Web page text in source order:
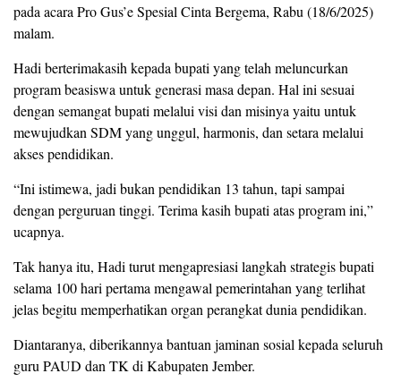
pada acara Pro Gus’e Spesial Cinta Bergema, Rabu (18/6/2025)
malam.
Hadi berterimakasih kepada bupati yang telah meluncurkan
program beasiswa untuk generasi masa depan. Hal ini sesuai
dengan semangat bupati melalui visi dan misinya yaitu untuk
mewujudkan SDM yang unggul, harmonis, dan setara melalui
akses pendidikan.
“Ini istimewa, jadi bukan pendidikan 13 tahun, tapi sampai
dengan perguruan tinggi. Terima kasih bupati atas program ini,”
ucapnya.
Tak hanya itu, Hadi turut mengapresiasi langkah strategis bupati
selama 100 hari pertama mengawal pemerintahan yang terlihat
jelas begitu memperhatikan organ perangkat dunia pendidikan.
Diantaranya, diberikannya bantuan jaminan sosial kepada seluruh
guru PAUD dan TK di Kabupaten Jember.